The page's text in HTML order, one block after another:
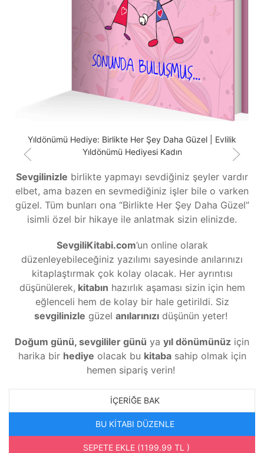
Yıldönümü Hediye: Birlikte Her Şey Daha Güzel | Evlilik
Yıldönümü Hediyesi Kadın
Sevgilinizle birlikte yapmayı sevdiğiniz şeyler vardır
elbet, ama bazen en sevmediğiniz işler bile o varken
güzel. Tüm bunları ona “Birlikte Her Şey Daha Güzel”
isimli özel bir hikaye ile anlatmak sizin elinizde.
SevgiliKitabi.com’un online olarak
düzenleyebileceğiniz yazılımı sayesinde anılarınızı
kitaplaştırmak çok kolay olacak. Her ayrıntısı
düşünülerek, kitabın hazırlık aşaması sizin için hem
eğlenceli hem de kolay bir hale getirildi. Siz
sevgilinizle güzel anılarınızıdüşünün yeter!
Doğum günü, sevgililer günü ya yıl dönümünüz için
harika bir hediye olacak bu kitabasahip olmak için
hemen sipariş verin!
İÇERIĞE BAK
BU KİTABI DÜZENLE
SEPETE EKLE (1199.99 TL )